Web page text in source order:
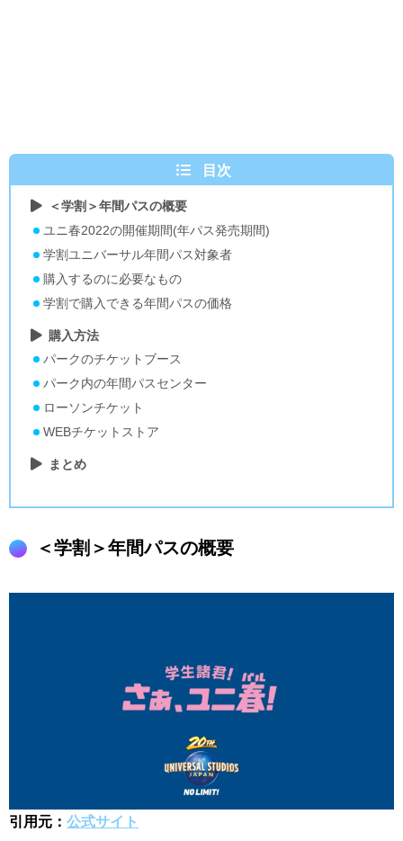
目次
＜学割＞年間パスの概要
ユニ春2022の開催期間(年パス発売期間)
学割ユニバーサル年間パス対象者
購入するのに必要なもの
学割で購入できる年間パスの価格
購入方法
パークのチケットブース
パーク内の年間パスセンター
ローソンチケット
WEBチケットストア
まとめ
＜学割＞年間パスの概要
引用元： 公式サイト